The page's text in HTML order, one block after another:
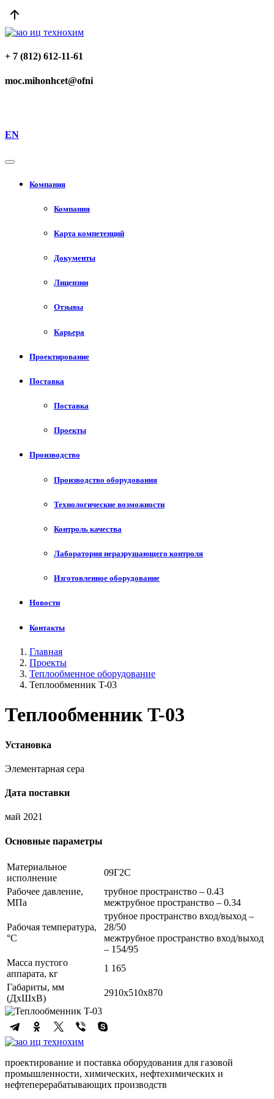
+ 7 (812) 612-11-61
moc.mihonhcet@ofni
EN
Компания
Компания
Карта компетенций
Документы
Лицензии
Отзывы
Карьера
Проектирование
Поставка
Поставка
Проекты
Производство
Производство оборудования
Технологические возможности
Контроль качества
Лаборатория неразрушающего контроля
Изготовленное оборудование
Новости
Контакты
Главная
Проекты
Теплообменное оборудование
Теплообменник T-03
Теплообменник T-03
Установка
Элементарная сера
Дата поставки
май 2021
Основные параметры
Материальное
исполнение
09Г2С
Рабочее давление,
МПа
трубное пространство – 0.43
межтрубное пространство – 0.34
Рабочая температура,
°С
трубное пространство вход/выход –
28/50
межтрубное пространство вход/выход
– 154/95
Масса пустого
аппарата, кг
1 165
Габариты, мм
(ДхШхВ)
2910х510х870
проектирование и поставка оборудования для газовой
промышленности, химических, нефтехимических и
нефтеперерабатывающих производств